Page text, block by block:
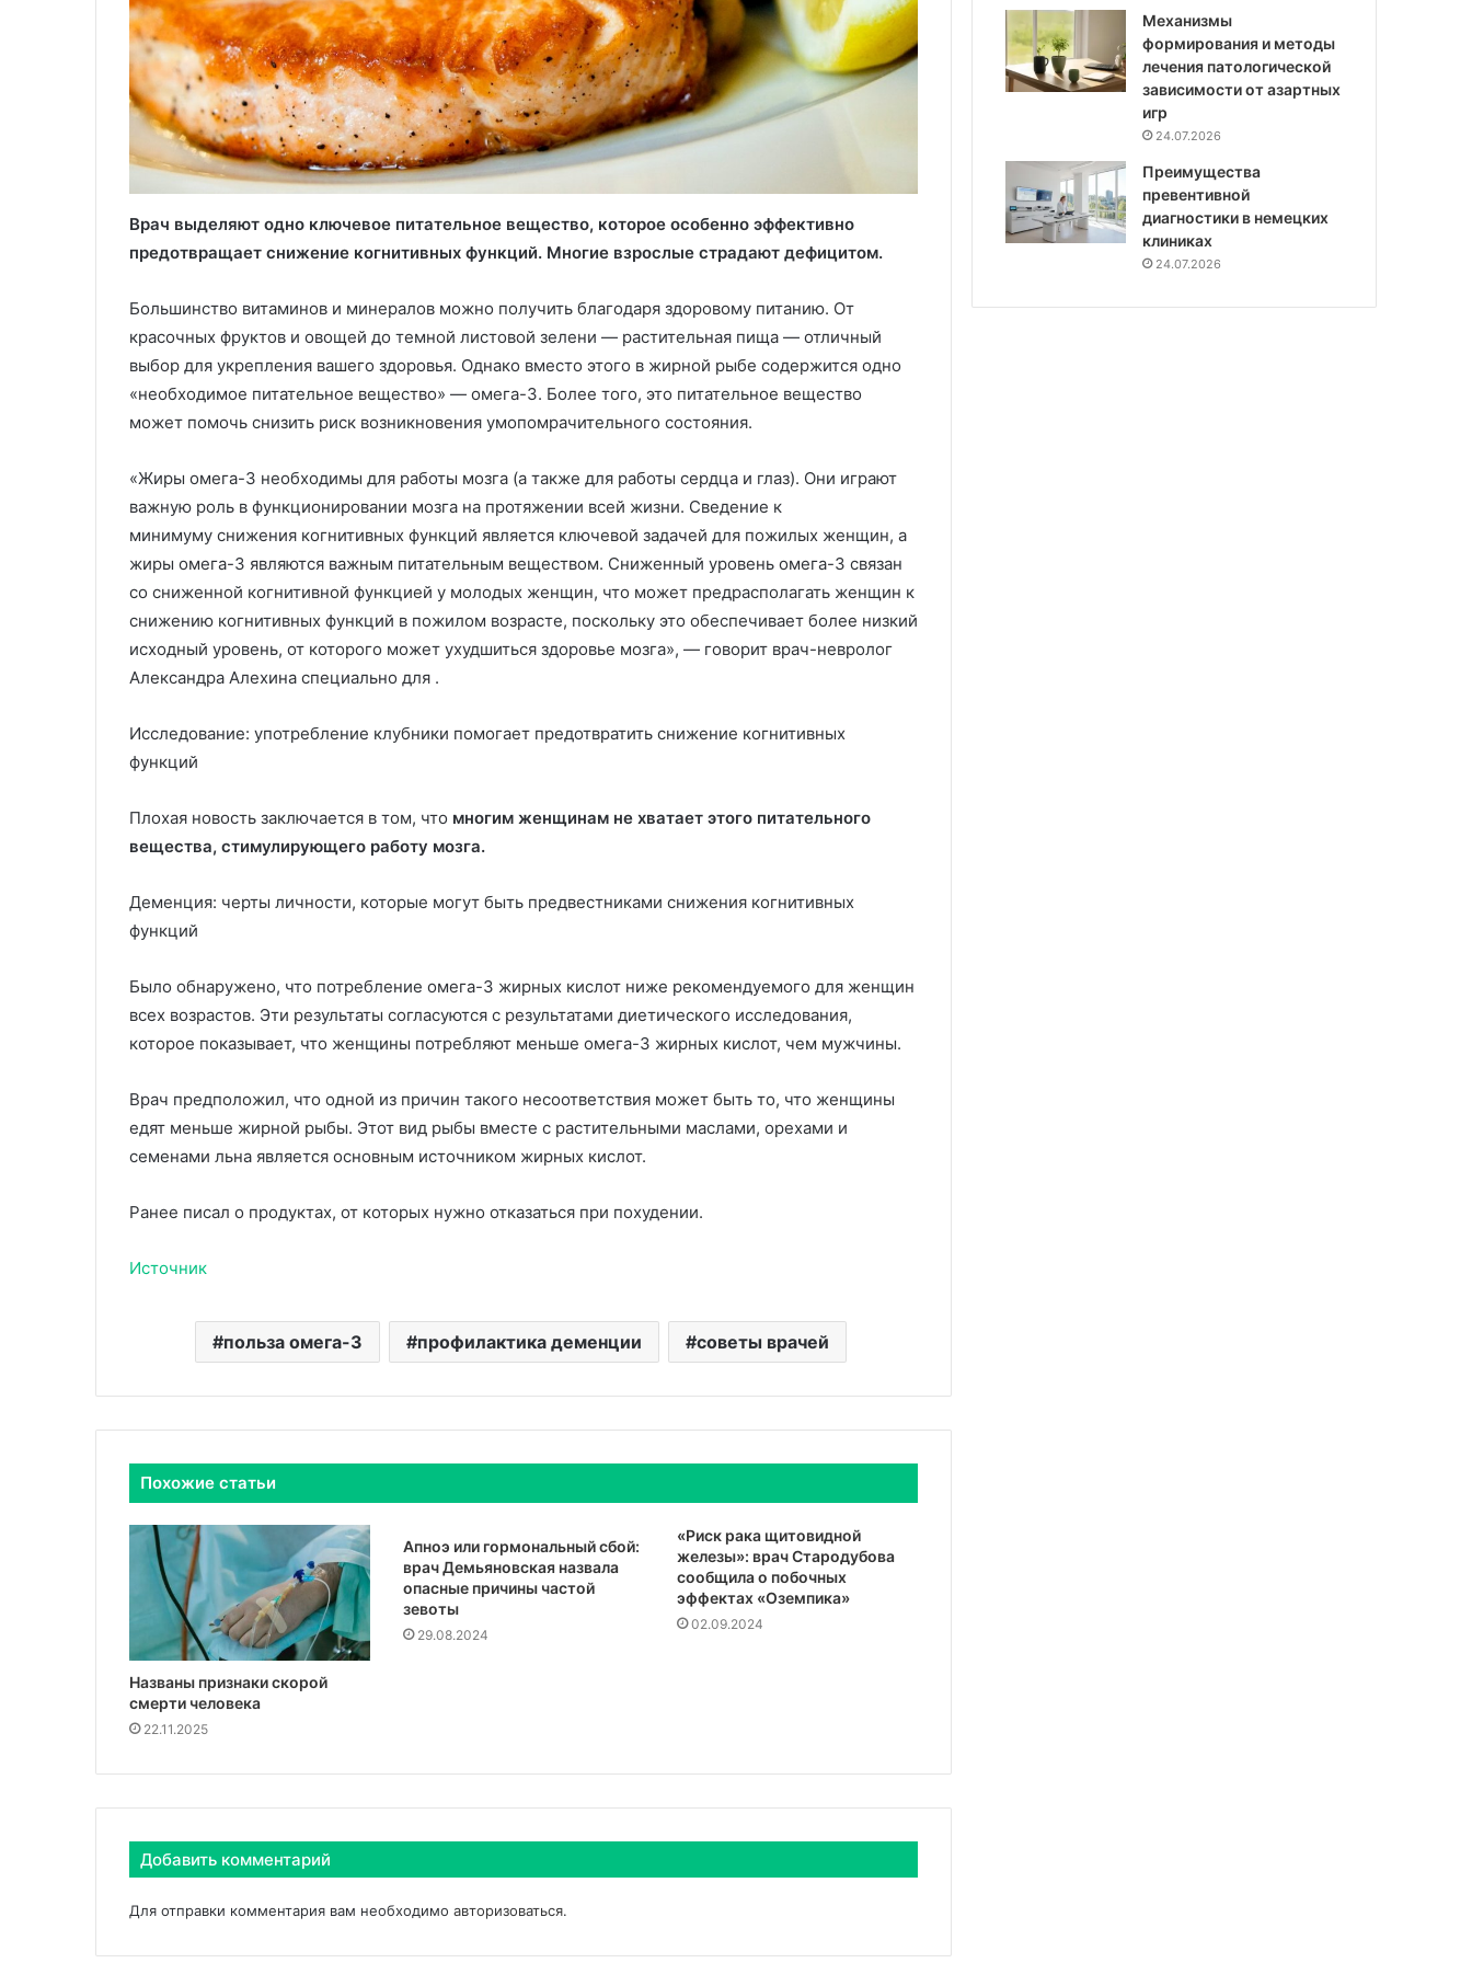
Врач выделяют одно ключевое питательное вещество, которое особенно эффективно
предотвращает снижение когнитивных функций. Многие взрослые страдают дефицитом.
Большинство витаминов и минералов можно получить благодаря здоровому питанию. От
красочных фруктов и овощей до темной листовой зелени — растительная пища — отличный
выбор для укрепления вашего здоровья. Однако вместо этого в жирной рыбе содержится одно
«необходимое питательное вещество» — омега-3. Более того, это питательное вещество
может помочь снизить риск возникновения умопомрачительного состояния.
«Жиры омега-3 необходимы для работы мозга (а также для работы сердца и глаз). Они играют
важную роль в функционировании мозга на протяжении всей жизни. Сведение к
минимуму снижения когнитивных функций является ключевой задачей для пожилых женщин, а
жиры омега-3 являются важным питательным веществом. Сниженный уровень омега-3 связан
со сниженной когнитивной функцией у молодых женщин, что может предрасполагать женщин к
снижению когнитивных функций в пожилом возрасте, поскольку это обеспечивает более низкий
исходный уровень, от которого может ухудшиться здоровье мозга», — говорит врач-невролог
Александра Алехина специально для .
Исследование: употребление клубники помогает предотвратить снижение когнитивных
функций
Плохая новость заключается в том, что многим женщинам не хватает этого питательного
вещества, стимулирующего работу мозга.
Деменция: черты личности, которые могут быть предвестниками снижения когнитивных
функций
Было обнаружено, что потребление омега-3 жирных кислот ниже рекомендуемого для женщин
всех возрастов. Эти результаты согласуются с результатами диетического исследования,
которое показывает, что женщины потребляют меньше омега-3 жирных кислот, чем мужчины.
Врач предположил, что одной из причин такого несоответствия может быть то, что женщины
едят меньше жирной рыбы. Этот вид рыбы вместе с растительными маслами, орехами и
семенами льна является основным источником жирных кислот.
Ранее писал о продуктах, от которых нужно отказаться при похудении.
Источник
польза омега-3 профилактика деменции советы врачей
Похожие статьи
Названы признаки скорой
смерти человека
22.11.2025
Апноэ или гормональный сбой:
врач Демьяновская назвала
опасные причины частой
зевоты
29.08.2024
«Риск рака щитовидной
железы»: врач Стародубова
сообщила о побочных
эффектах «Оземпика»
02.09.2024
Добавить комментарий
Для отправки комментария вам необходимо авторизоваться.
Механизмы
формирования и методы
лечения патологической
зависимости от азартных
игр
24.07.2026
Преимущества
превентивной
диагностики в немецких
клиниках
24.07.2026